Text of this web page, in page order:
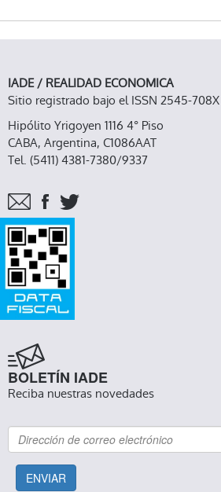
IADE / REALIDAD ECONOMICA
Sitio registrado bajo el ISSN 2545-708X
Hipólito Yrigoyen 1116 4° Piso
CABA, Argentina, C1086AAT
Tel. (5411) 4381-7380/9337
BOLETÍN IADE
Reciba nuestras novedades
ENVIAR